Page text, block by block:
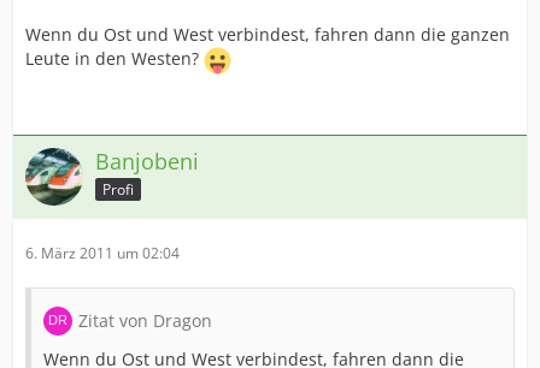
Wenn du Ost und West verbindest, fahren dann die ganzen
Leute in den Westen?
Banjobeni
Profi
6. März 2011 um 02:04
Zitat von Dragon
Wenn du Ost und West verbindest, fahren dann die